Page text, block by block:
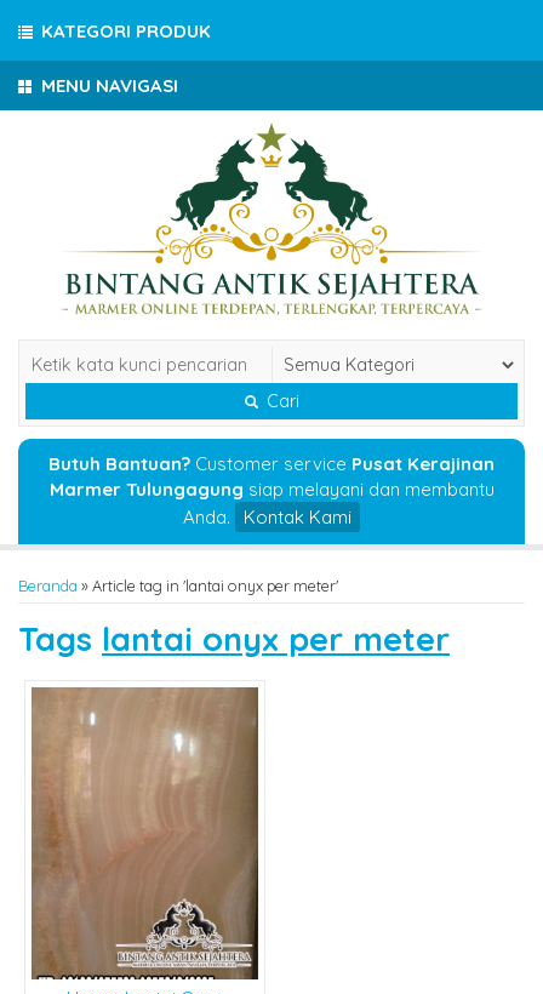
MENU NAVIGASI
Cari
Butuh Bantuan? Customer service Pusat Kerajinan
Marmer Tulungagung siap melayani dan membantu
Anda.
Kontak Kami
Beranda »Article tag in 'lantai onyx per meter'
Tags lantai onyx per meter
KATEGORI PRODUK